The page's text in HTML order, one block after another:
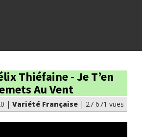
Thiéfaine - Je T’en
Au Vent
| Variété Française | 27 671 vues